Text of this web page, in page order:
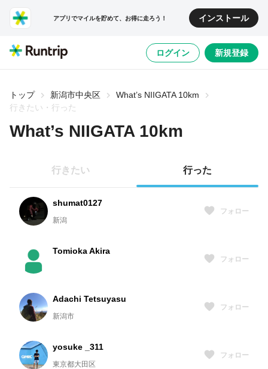
アプリでマイルを貯めて、お得に走ろう！ インストール
ログイン 新規登録
トップ 新潟市中央区
What’s NIIGATA 10km
行きたい・行った
What’s NIIGATA 10km
行きたい 行った
shumat0127
新潟
フォロー
Tomioka Akira
フォロー
Adachi Tetsuyasu
新潟市
フォロー
yosuke _311
東京都大田区
フォロー